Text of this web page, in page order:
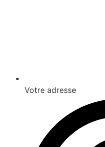
Votre adresse